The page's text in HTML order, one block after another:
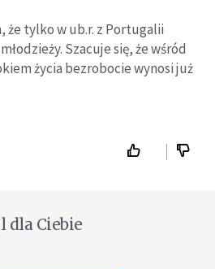
że tylko w ub.r. z Portugalii
Szacuje się, że wśród
życia bezrobocie wynosi już
dla Ciebie